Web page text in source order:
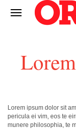
Lorem ipsum dolor sit
pericula ei vim, eos te
munere philosophia, te